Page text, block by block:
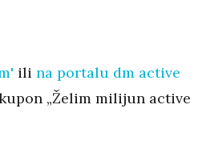
ili na portalu dm active
„Želim milijun active